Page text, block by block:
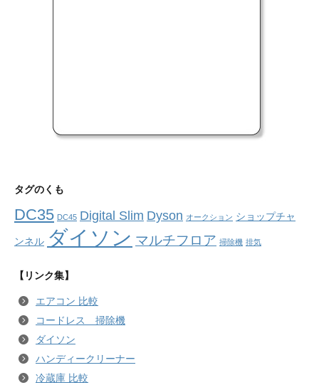
タグのくも
DC35 DC45 Digital Slim Dyson オークション ショップチャ
ンネル ダイソン マルチフロア 掃除機 排気
【リンク集】
エアコン 比較
コードレス 掃除機
ダイソン
ハンディークリーナー
冷蔵庫 比較